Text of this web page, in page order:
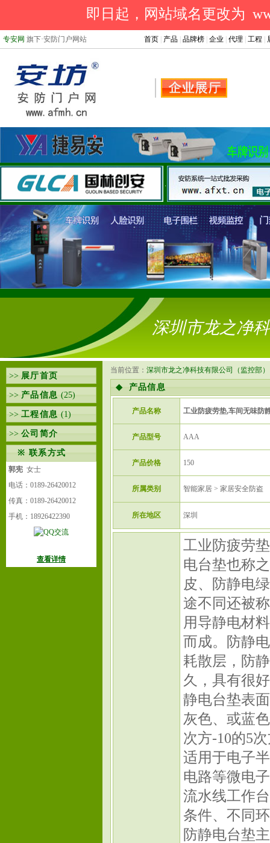
即日起，网站域名更改为
专安网 旗下·安防门户网站 首页 产品 品牌榜 企业 代理 工程
.
深圳市龙之净
>> 展厅首页
>> 产品信息 (25)
>> 工程信息 (1)
>> 公司简介
※ 联系方式
郭宪 女士
电话：0189-26420012
传真：0189-26420012
手机：18926422390
查看详情
当前位置： 深圳市龙之净科技有限公司（监控部）
◆ 产品信息
产品名称 工业防疲劳垫,车间无味防
产品型号 AAA
产品价格 150
所属类别 智能家居 > 家居安全防盗
所在地区 深圳
工业防疲劳
电台垫也称
皮、防静电
途不同还被
用导静电材
而成。防静
耗散层，防
久，具有很
静电台垫表
灰色、或蓝
次方-10的5
适用于电子
电路等微电
流水线工作
条件、不同
防静电台垫